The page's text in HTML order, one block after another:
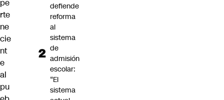
pe
rte
ne
cie
nt
e
al
pu
defiende
reforma
al
sistema
de
admisión
escolar:
“El
sistema